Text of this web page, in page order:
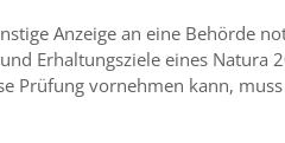
Anzeige an eine Behörde
Erhaltungsziele eines Natura
Prüfung vornehmen kann,